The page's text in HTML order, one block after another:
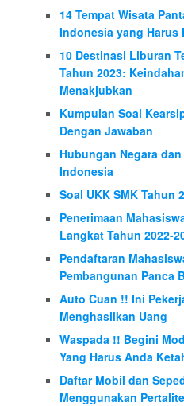
14 Tempat Wisata
Indonesia yang Harus
10 Destinasi Liburan
Tahun 2023:
Menakjubkan
Kumpulan Soal
Dengan Jawaban
Hubungan Negara
Indonesia
Soal UKK SMK Tahun
Penerimaan
Langkat Tahun 2022-
Pendaftaran
Pembangunan Panca
Auto Cuan !! Ini
Menghasilkan Uang
Waspada !! Begini
Yang Harus Anda
Daftar Mobil dan
Menggunakan